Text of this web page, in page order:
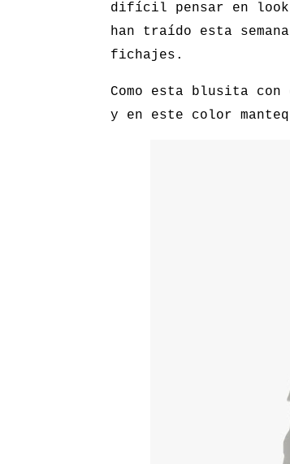
difícil pensar en
han traído esta
fichajes.
Como esta blusita
y en este color